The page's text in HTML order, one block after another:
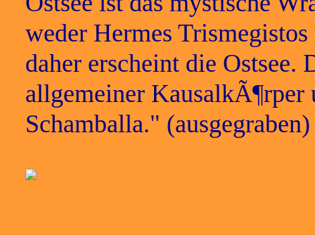
weder Hermes
daher erscheint die Ostsee.
allgemeiner KausalkÃ¶rper
Schamballa." (ausgegraben)